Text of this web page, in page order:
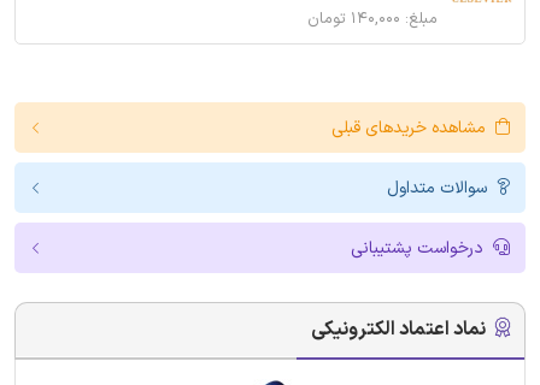
مبلغ: ۱۴۰,۰۰۰ تومان
مشاهده خریدهای قبلی
سوالات متداول
درخواست پشتیبانی
نماد اعتماد الکترونیکی